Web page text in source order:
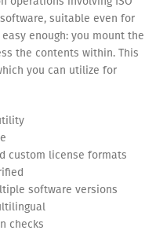
suitable even for
enough: you mount the
the contents within. This
you can utilize for
custom license formats
software versions
checks